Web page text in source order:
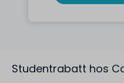
Studentrabatt hos